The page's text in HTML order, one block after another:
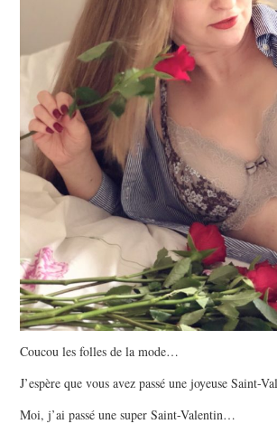
AJOUTANT MON PETIT
GRAIN DE FOLIE ET MES
PETITS TUYAUX…
Coucou les folles de la mode…
J’espère que vous avez passé une joyeuse Saint-
Moi, j’ai passé une super Saint-Valentin…